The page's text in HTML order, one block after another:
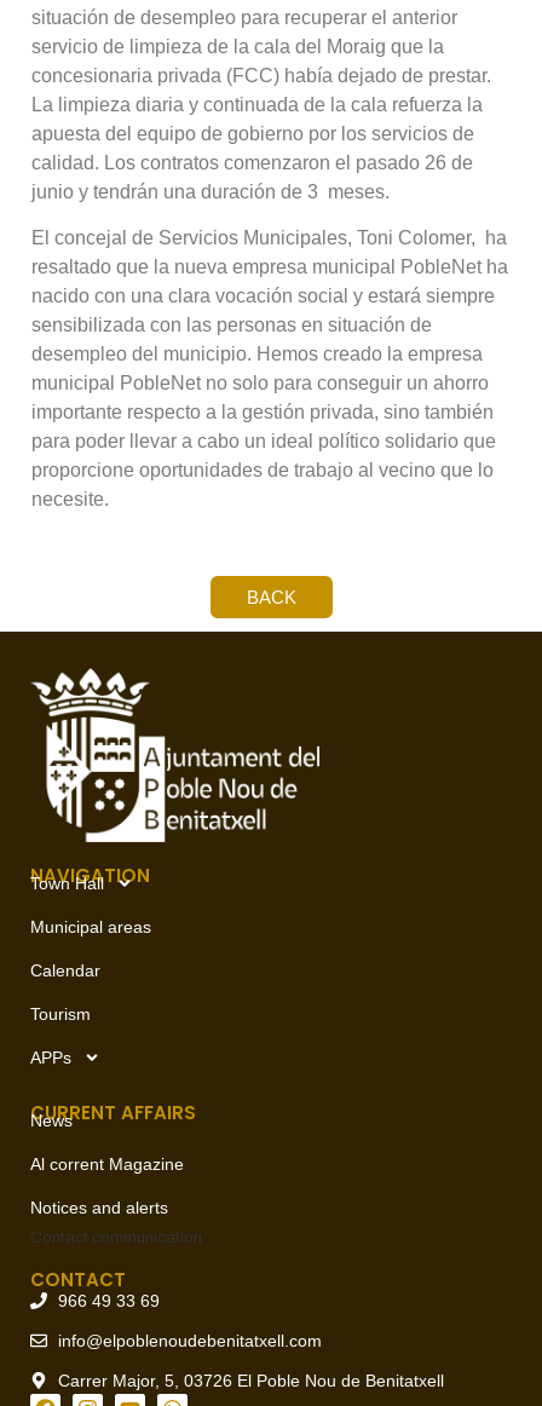
situación de desempleo para recuperar el anterior
servicio de limpieza de la cala del Moraig que la
concesionaria privada (FCC) había dejado de prestar.
La limpieza diaria y continuada de la cala refuerza la
apuesta del equipo de gobierno por los servicios de
calidad. Los contratos comenzaron el pasado 26 de
junio y tendrán una duración de 3 meses.
El concejal de Servicios Municipales, Toni Colomer, ha
resaltado que la nueva empresa municipal PobleNet ha
nacido con una clara vocación social y estará siempre
sensibilizada con las personas en situación de
desempleo del municipio. Hemos creado la empresa
municipal PobleNet no solo para conseguir un ahorro
importante respecto a la gestión privada, sino también
para poder llevar a cabo un ideal político solidario que
proporcione oportunidades de trabajo al vecino que lo
necesite.
BACK
NAVIGATION
Town Hall
Municipal areas
Calendar
Tourism
APPs
CURRENT AFFAIRS
News
Al corrent Magazine
Notices and alerts
Contact communication
CONTACT
966 49 33 69
info@elpoblenoudebenitatxell.com
Carrer Major, 5, 03726 El Poble Nou de Benitatxell